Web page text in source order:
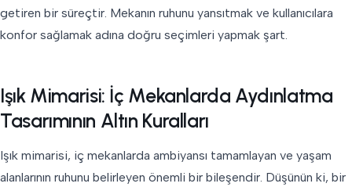
getiren bir süreçtir. Mekanın ruhunu yansıtmak ve kullanıcılara
konfor sağlamak adına doğru seçimleri yapmak şart.
Işık Mimarisi: İç Mekanlarda Aydınlatma
Tasarımının Altın Kuralları
Işık mimarisi, iç mekanlarda ambiyansı tamamlayan ve yaşam
alanlarının ruhunu belirleyen önemli bir bileşendir. Düşünün ki, bir